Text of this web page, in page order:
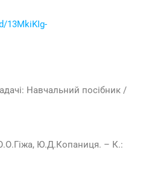
13MkiKIg-
Навчальний посібник /
Ю.Д.Копаниця. – К.: